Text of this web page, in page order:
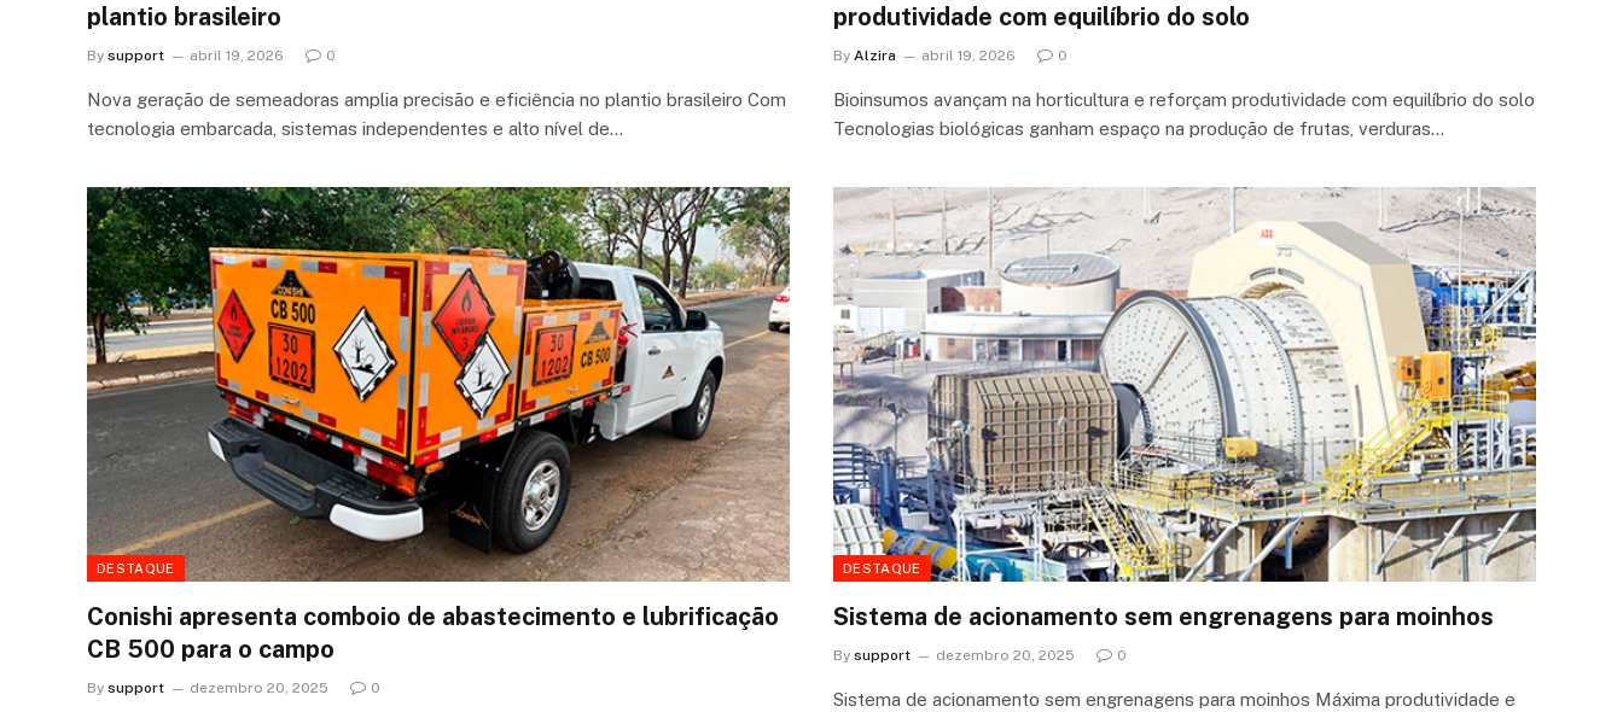
plantio brasileiro
By support abril 19, 2026 0
Nova geração de semeadoras amplia precisão e eficiência no plantio brasileiro Com
tecnologia embarcada, sistemas independentes e alto nível de…
produtividade com equilíbrio do solo
By Alzira abril 19, 2026 0
Bioinsumos avançam na horticultura e reforçam produtividade com equilíbrio do solo
Tecnologias biológicas ganham espaço na produção de frutas, verduras…
DESTAQUE
Conishi apresenta comboio de abastecimento e lubrificação
CB 500 para o campo
By support dezembro 20, 2025 0
DESTAQUE
Sistema de acionamento sem engrenagens para moinhos
By support dezembro 20, 2025 0
Sistema de acionamento sem engrenagens para moinhos Máxima produtividade e